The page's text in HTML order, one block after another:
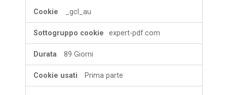
_gcl_au
expert-pdf.com
89 Giorni
Prima parte